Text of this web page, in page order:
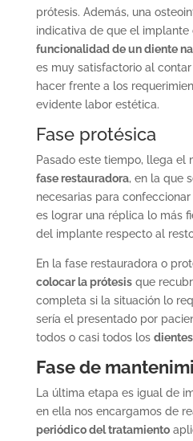
prótesis. Además, una
indicativa de que el implante
funcionalidad de un diente
es muy satisfactorio al
hacer frente a los
evidente labor estética.
Fase protésica
Pasado este tiempo, llega el
fase restauradora, en la que
necesarias para
es lograr una réplica lo más
del implante respecto al
En la fase restauradora o
colocar la prótesisque
completa si la situación lo
sería el presentado por
todos o casi todos los
Fase de
La última etapa es igual de
en ella nos encargamos de
periódico del tratamiento